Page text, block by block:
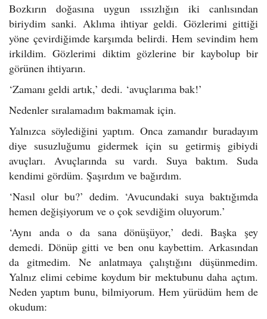
Bozkırın doğasına uygun ıssızlığın iki canlısından
biriydim sanki. Aklıma ihtiyar geldi. Gözlerimi gittiği
yöne çevirdiğimde karşımda belirdi. Hem sevindim hem
irkildim. Gözlerimi diktim gözlerine bir kaybolup bir
görünen ihtiyarın.
‘Zamanı geldi artık,’ dedi. ‘avuçlarıma bak!’
Nedenler sıralamadım bakmamak için.
Yalnızca söylediğini yaptım. Onca zamandır buradayım
diye susuzluğumu gidermek için su getirmiş gibiydi
avuçları. Avuçlarında su vardı. Suya baktım. Suda
kendimi gördüm. Şaşırdım ve bağırdım.
‘Nasıl olur bu?’ dedim. ‘Avucundaki suya baktığımda
hemen değişiyorum ve o çok sevdiğim oluyorum.’
‘Aynı anda o da sana dönüşüyor,’ dedi. Başka şey
demedi. Dönüp gitti ve ben onu kaybettim. Arkasından
da gitmedim. Ne anlatmaya çalıştığını düşünmedim.
Yalnız elimi cebime koydum bir mektubunu daha açtım.
Neden yaptım bunu, bilmiyorum. Hem yürüdüm hem de
okudum: